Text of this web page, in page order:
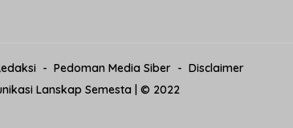
Pedoman Media Siber
Disclaimer
Lanskap Semesta | © 2022